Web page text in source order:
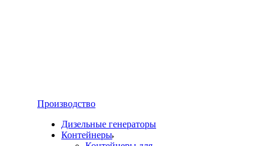
Производство
Дизельные генераторы
Контейнеры